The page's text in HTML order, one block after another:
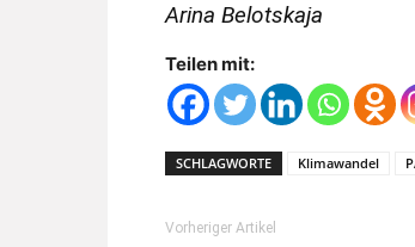
Arina Belotskaja
Teilen mit:
SCHLAGWORTE Klimawandel
Vorheriger Artikel